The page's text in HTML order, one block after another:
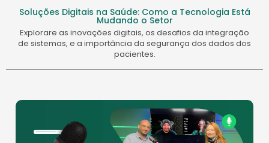
Soluções Digitais na Saúde: Como a Tecnologia Está
Mudando o Setor
Explorare as inovações digitais, os desafios da integração
de sistemas, e a importância da segurança dos dados dos
pacientes.